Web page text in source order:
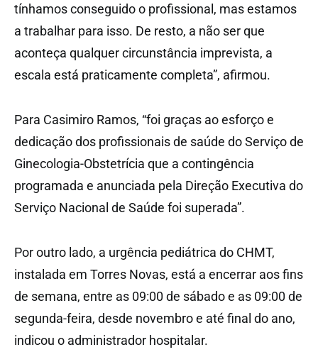
tínhamos conseguido o profissional, mas estamos
a trabalhar para isso. De resto, a não ser que
aconteça qualquer circunstância imprevista, a
escala está praticamente completa”, afirmou.
Para Casimiro Ramos, “foi graças ao esforço e
dedicação dos profissionais de saúde do Serviço de
Ginecologia-Obstetrícia que a contingência
programada e anunciada pela Direção Executiva do
Serviço Nacional de Saúde foi superada”.
Por outro lado, a urgência pediátrica do CHMT,
instalada em Torres Novas, está a encerrar aos fins
de semana, entre as 09:00 de sábado e as 09:00 de
segunda-feira, desde novembro e até final do ano,
indicou o administrador hospitalar.